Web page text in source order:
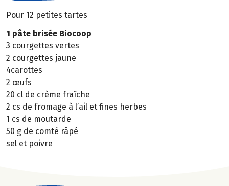
Pour 12 petites tartes
1 pâte brisée Biocoop
3 courgettes vertes
2 courgettes jaune
4carottes
2 œufs
20 cl de crème fraîche
2 cs de fromage à l’ail et fines herbes
1 cs de moutarde
50 g de comté râpé
sel et poivre